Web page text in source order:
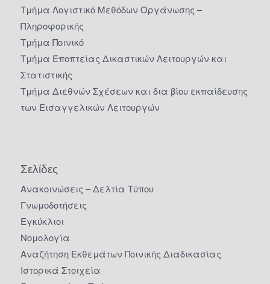
Τμήμα Λογιστικό Μεθόδων Οργάνωσης –
Πληροφορικής
Τμήμα Ποινικό
Τμήμα Εποπτείας Δικαστικών Λειτουργών και
Στατιστικής
Τμήμα Διεθνών Σχέσεων και δια βίου εκπαίδευσης
των Εισαγγελικών Λειτουργών
Σελίδες
Ανακοινώσεις – Δελτία Τύπου
Γνωμοδοτήσεις
Εγκύκλιοι
Νομολογία
Αναζήτηση Εκθεμάτων Ποινικής Διαδικασίας
Ιστορικά Στοιχεία